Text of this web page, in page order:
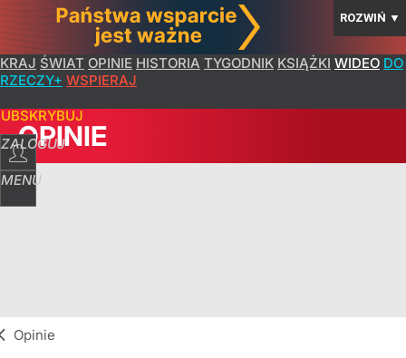
ROZWIŃ ▼
KRAJ ŚWIAT OPINIE HISTORIA TYGODNIK KSIĄŻKI WIDEO DO
RZECZY+ WSPIERAJ
ZALOGUJ
MENU
OPINIE
Opinie